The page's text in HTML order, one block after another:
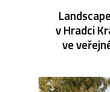
v Hradci
ve